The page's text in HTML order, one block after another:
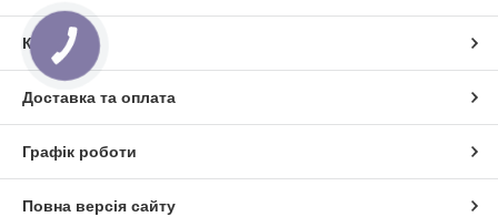
Контакти
Доставка та оплата
Графік роботи
Повна версія сайту
КНОПКА
ЗВ'ЯЗКУ